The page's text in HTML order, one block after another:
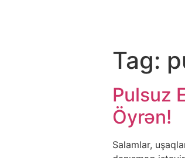
Tag:
Pulsuz
Öyrən!
Salamlar,